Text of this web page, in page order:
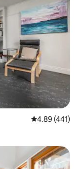
평점 4.89점(5
4.89 (441)